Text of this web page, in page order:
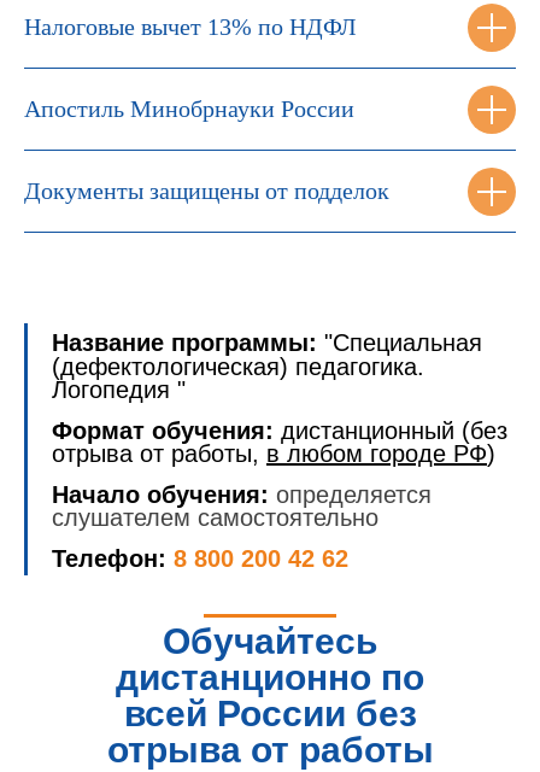
Налоговые вычет 13% по НДФЛ
Апостиль Минобрнауки России
Документы защищены от подделок
Название программы: "Специальная
(дефектологическая) педагогика.
Логопедия "
Формат обучения: дистанционный (без
отрыва от работы, в любом городе РФ)
Начало обучения: определяется
слушателем самостоятельно
Телефон: 8 800 200 42 62
Обучайтесь
дистанционно по
всей России без
отрыва от работы